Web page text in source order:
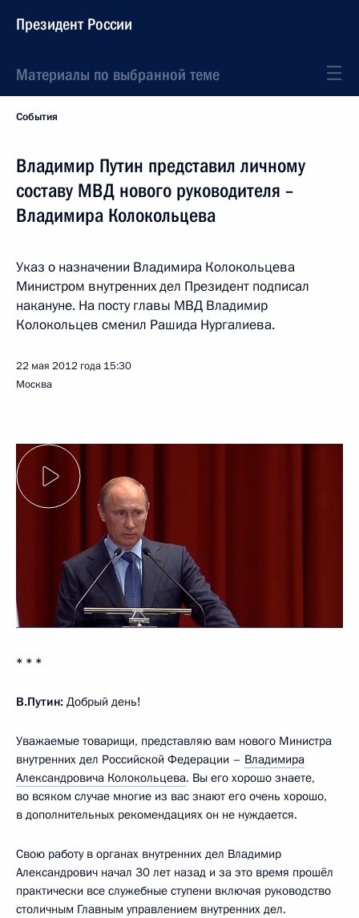
Президент России
Материалы по выбранной теме
События
Владимир Путин представил личному
составу МВД нового руководителя –
Владимира Колокольцева
Указ о назначении Владимира Колокольцева
Министром внутренних дел Президент подписал
накануне. На посту главы МВД Владимир
Колокольцев сменил Рашида Нургалиева.
22 мая 2012 года 15:30
Москва
* * *
В.Путин: Добрый день!
Уважаемые товарищи, представляю вам нового Министра
внутренних дел Российской Федерации – Владимира
Александровича Колокольцева. Вы его хорошо знаете,
во всяком случае многие из вас знают его очень хорошо,
в дополнительных рекомендациях он не нуждается.
Свою работу в органах внутренних дел Владимир
Александрович начал 30 лет назад и за это время прошёл
практически все служебные ступени включая руководство
столичным Главным управлением внутренних дел.